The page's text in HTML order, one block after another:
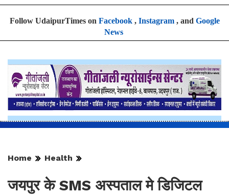
Follow UdaipurTimes on Facebook, Instagram, and Google
News
Home Health
जयपुर के SMS अस्पताल मे डिजिटल